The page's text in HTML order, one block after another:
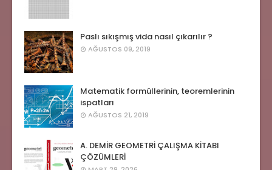
Paslı sıkışmış vida nasıl çıkarılır ?
AĞUSTOS 09, 2019
Matematik formüllerinin, teoremlerinin
ispatları
AĞUSTOS 21, 2019
A. DEMİR GEOMETRİ ÇALIŞMA KİTABI
ÇÖZÜMLERİ